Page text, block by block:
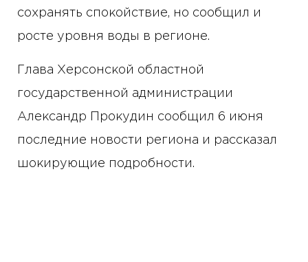
сохранять спокойствие, но сообщил и
росте уровня воды в регионе.
Глава Херсонской областной
государственной администрации
Александр Прокудин сообщил 6 июня
последние новости региона и рассказал
шокирующие подробности.